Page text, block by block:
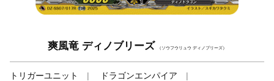
爽風竜 ディノブリーズ （ソウフウリュウ ディノブリーズ）
トリガーユニット
ドラゴンエンパイア